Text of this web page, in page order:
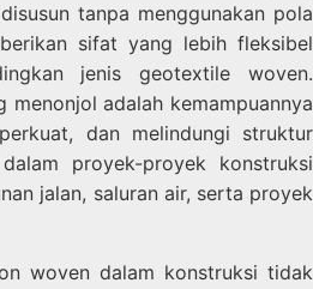
tanpa menggunakan pola
sifat yang lebih fleksibel
jenis geotextile woven.
menonjol adalah kemampuannya
dan melindungi struktur
proyek-proyek konstruksi
jalan, saluran air, serta proyek
woven dalam konstruksi tidak